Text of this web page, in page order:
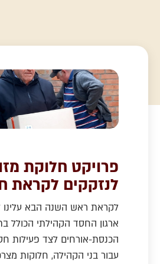
פרויקט חלוקת
לנזקקים לקראת
לקראת ראש השנה הבא עלינו
ארגון החסד הקהילתי הכולל
הכנסת-אורחים לצד פעילות
עבור בני הקהילה, חלוקות